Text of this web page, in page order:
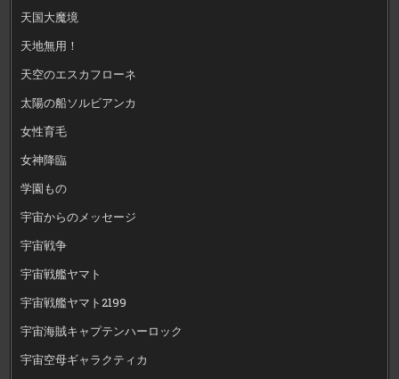
天国大魔境
天地無用！
天空のエスカフローネ
太陽の船ソルビアンカ
女性育毛
女神降臨
学園もの
宇宙からのメッセージ
宇宙戦争
宇宙戦艦ヤマト
宇宙戦艦ヤマト2199
宇宙海賊キャプテンハーロック
宇宙空母ギャラクティカ